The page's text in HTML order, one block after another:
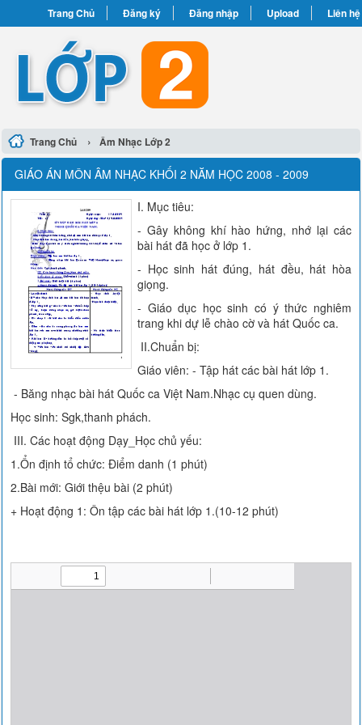
Trang Chủ Đăng ký Đăng nhập Upload Liên hệ
Trang Chủ › Âm Nhạc Lớp 2
GIÁO ÁN MÔN ÂM NHẠC KHỐI 2 NĂM HỌC 2008 - 2009
I. Mục tiêu:
- Gây không khí hào hứng, nhớ lại các
bài hát đã học ở lớp 1.
- Học sinh hát đúng, hát đều, hát hòa
giọng.
- Giáo dục học sinh có ý thức nghiêm
trang khi dự lễ chào cờ và hát Quốc ca.
II.Chuẩn bị:
Giáo viên: - Tập hát các bài hát lớp 1.
- Băng nhạc bài hát Quốc ca Việt Nam.Nhạc cụ quen dùng.
Học sinh: Sgk,thanh phách.
III. Các hoạt động Dạy_Học chủ yếu:
1.Ổn định tổ chức: Điểm danh (1 phút)
2.Bài mới: Giới thệu bài (2 phút)
+ Hoạt động 1: Ôn tập các bài hát lớp 1.(10-12 phút)